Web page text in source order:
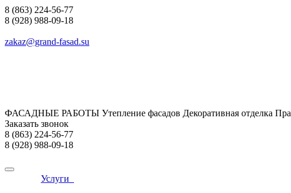
8 (863) 224-56-77
8 (928) 988-09-18
zakaz@grand-fasad.su
ФАСАДНЫЕ РАБОТЫ Утепление фасадов Декоративная отделка
Заказать звонок
8 (863) 224-56-77
8 (928) 988-09-18
Услуги